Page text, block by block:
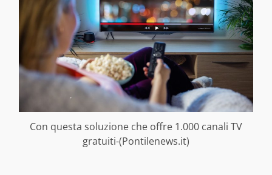
Con questa soluzione che offre 1.000 canali TV
gratuiti-(Pontilenews.it)